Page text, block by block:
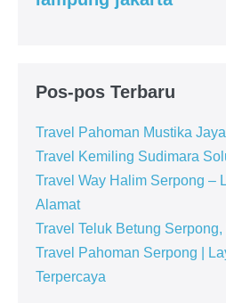
Pos-pos Terbaru
Travel Pahoman Mustika
Travel Kemiling Sudimara
Travel Way Halim Serpong –
Alamat
Travel Teluk Betung
Travel Pahoman Serpong |
Terpercaya